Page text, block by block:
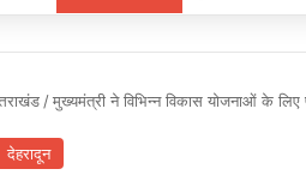
/मुख्यमंत्री ने विभिन्न विकास योजनाओं के लिए
देहरादून